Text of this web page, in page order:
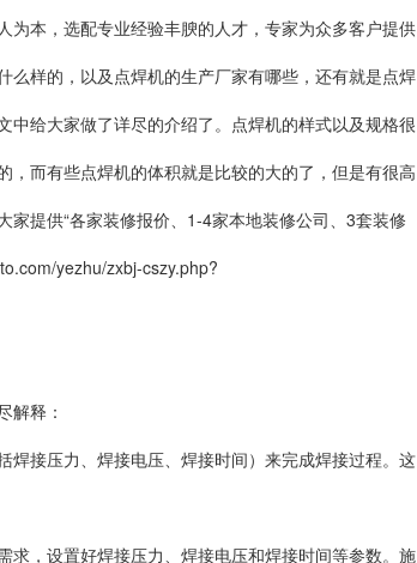
本，选配专业经验丰腴的人才，专家为众多客户提供
，以及点焊机的生产厂家有哪些，还有就是点焊
给大家做了详尽的介绍了。点焊机的样式以及规格很
而有些点焊机的体积就是比较的大的了，但是有很高
提供“各家装修报价、1-4家本地装修公司、3套装修
yezhu/zxbj-cszy.php?
解释：
接压力、焊接电压、焊接时间）来完成焊接过程。这
，设置好焊接压力、焊接电压和焊接时间等参数。施